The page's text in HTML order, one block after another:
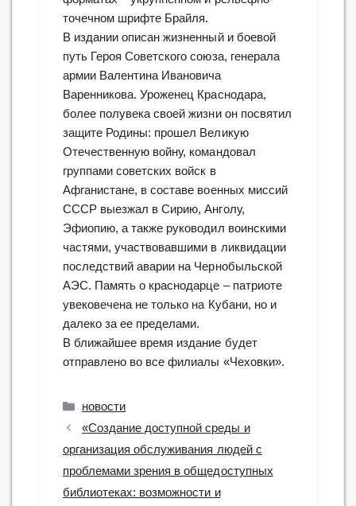
точечном шрифте Брайля.
В издании описан жизненный и боевой
путь Героя Советского союза, генерала
армии Валентина Ивановича
Варенникова. Уроженец Краснодара,
более полувека своей жизни он посвятил
защите Родины: прошел Великую
Отечественную войну, командовал
группами советских войск в
Афганистане, в составе военных миссий
СССР выезжал в Сирию, Анголу,
Эфиопию, а также руководил воинскими
частями, участвовавшими в ликвидации
последствий аварии на Чернобыльской
АЭС. Память о краснодарце – патриоте
увековечена не только на Кубани, но и
далеко за ее пределами.
В ближайшее время издание будет
отправлено во все филиалы «Чеховки».
Рубрики
новости
«Создание доступной среды и
организация обслуживания людей с
проблемами зрения в общедоступных
библиотеках: возможности и